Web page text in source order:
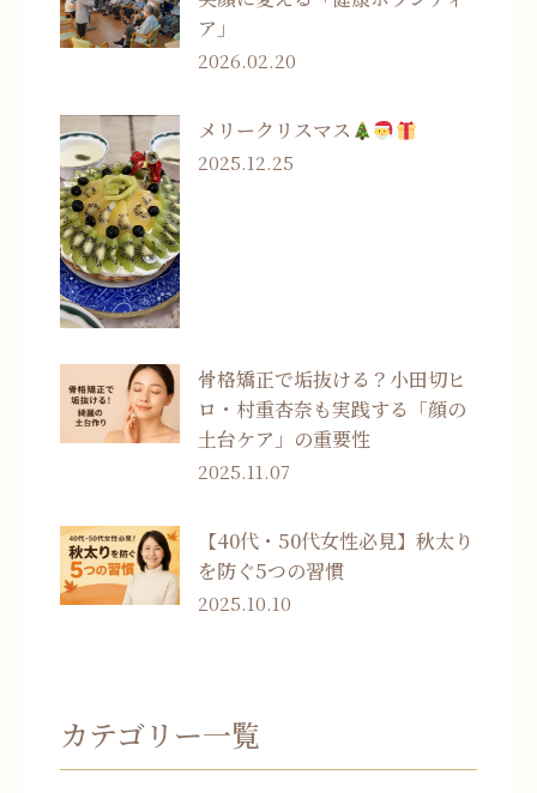
ア」
2026.02.20
メリークリスマス
2025.12.25
骨格矯正で垢抜ける？小田切ヒ
ロ・村重杏奈も実践する「顔の
土台ケア」の重要性
2025.11.07
【40代・50代女性必見】秋太り
を防ぐ5つの習慣
2025.10.10
カテゴリー一覧